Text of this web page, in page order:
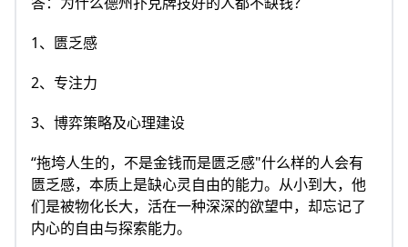
1、匮乏感
2、专注力
3、博弈策略及心理建设
“拖垮人生的，不是金钱而是匮乏感"什么样的人会有
匮乏感，本质上是缺心灵自由的能力。从小到大，他
们是被物化长大，活在一种深深的欲望中，却忘记了
内心的自由与探索能力。